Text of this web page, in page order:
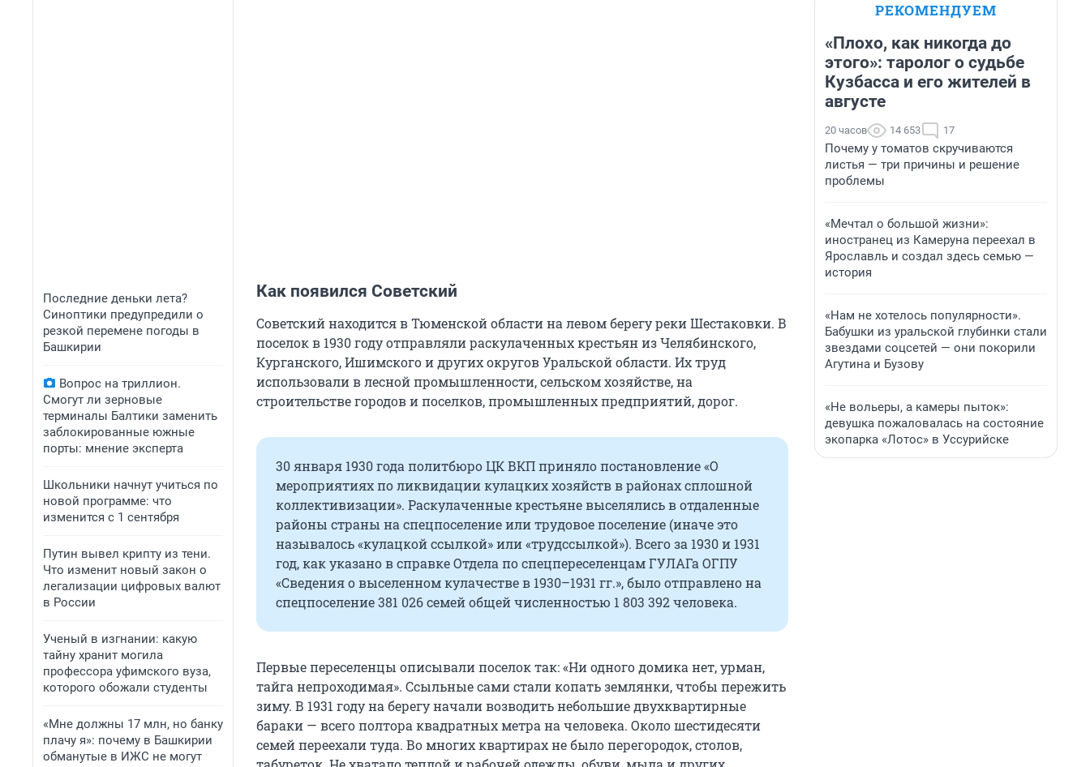
Последние деньки лета?
Синоптики предупредили о
резкой перемене погоды в
Башкирии
Вопрос на триллион.
Смогут ли зерновые
терминалы Балтики заменить
заблокированные южные
порты: мнение эксперта
Школьники начнут учиться по
новой программе: что
изменится с 1 сентября
Путин вывел крипту из тени.
Что изменит новый закон о
легализации цифровых валют
в России
Ученый в изгнании: какую
тайну хранит могила
профессора уфимского вуза,
которого обожали студенты
«Мне должны 17 млн, но банку
плачу я»: почему в Башкирии
обманутые в ИЖС не могут
Как появился Советский
Советский находится в Тюменской области на левом берегу реки Шестаковки. В
поселок в 1930 году отправляли раскулаченных крестьян из Челябинского,
Курганского, Ишимского и других округов Уральской области. Их труд
использовали в лесной промышленности, сельском хозяйстве, на
строительстве городов и поселков, промышленных предприятий, дорог.
30 января 1930 года политбюро ЦК ВКП приняло постановление «О
мероприятиях по ликвидации кулацких хозяйств в районах сплошной
коллективизации». Раскулаченные крестьяне выселялись в отдаленные
районы страны на спецпоселение или трудовое поселение (иначе это
называлось «кулацкой ссылкой» или «трудссылкой»). Всего за 1930 и 1931
год, как указано в справке Отдела по спецпереселенцам ГУЛАГа ОГПУ
«Сведения о выселенном кулачестве в 1930–1931 гг.», было отправлено на
спецпоселение 381 026 семей общей численностью 1 803 392 человека.
Первые переселенцы описывали поселок так: «Ни одного домика нет, урман,
тайга непроходимая». Ссыльные сами стали копать землянки, чтобы пережить
зиму. В 1931 году на берегу начали возводить небольшие двухквартирные
бараки — всего полтора квадратных метра на человека. Около шестидесяти
семей переехали туда. Во многих квартирах не было перегородок, столов,
РЕКОМЕНДУЕМ
«Плохо, как никогда до
этого»: таролог о судьбе
Кузбасса и его жителей в
августе
20 часов 14 653 17
Почему у томатов скручиваются
листья — три причины и решение
проблемы
«Мечтал о большой жизни»:
иностранец из Камеруна переехал в
Ярославль и создал здесь семью —
история
«Нам не хотелось популярности».
Бабушки из уральской глубинки стали
звездами соцсетей — они покорили
Агутина и Бузову
«Не вольеры, а камеры пыток»:
девушка пожаловалась на состояние
экопарка «Лотос» в Уссурийске